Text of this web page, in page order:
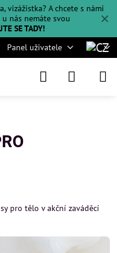
✕
vizážistka? A chcete s námi
nás nemáte svou
SE TADY!
Panel uživatele
pro tělo v akční zaváděcí